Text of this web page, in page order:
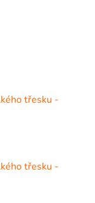
třesku -
třesku -